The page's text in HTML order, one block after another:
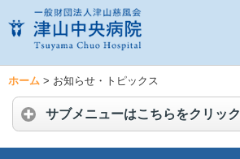
ホーム > お知らせ・トピックス
サブメニューはこちらをクリック